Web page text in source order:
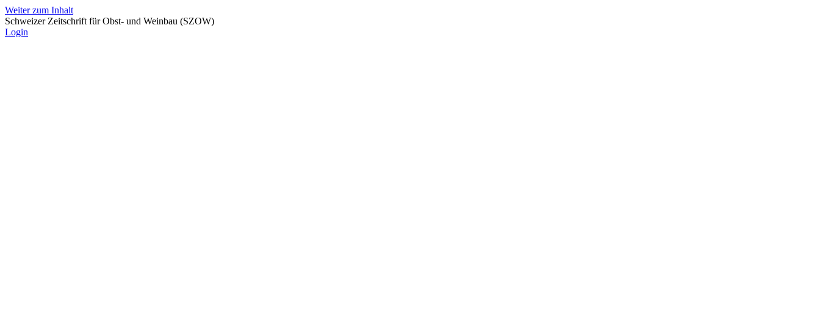
Weiter zum Inhalt
Schweizer Zeitschrift für Obst- und Weinbau (SZOW)
Login